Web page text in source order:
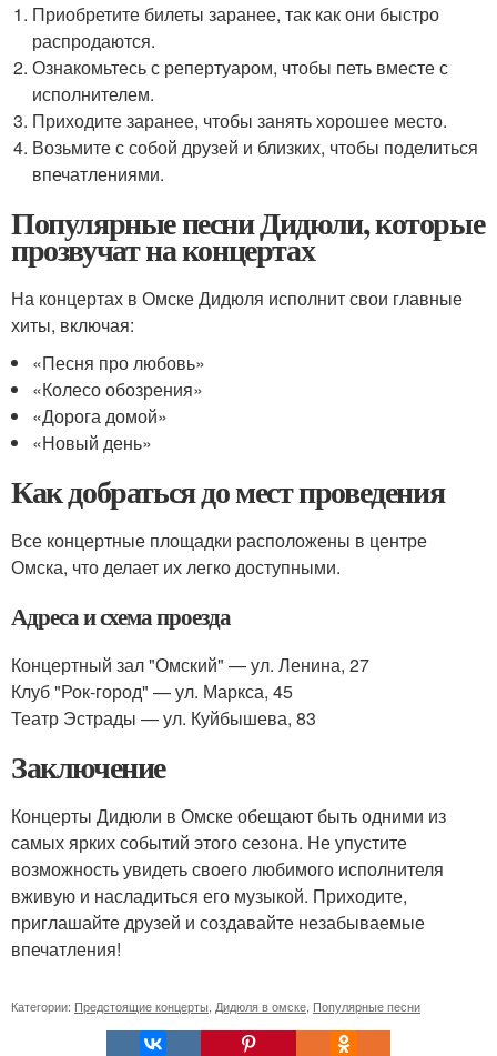
Приобретите билеты заранее, так как они быстро
распродаются.
Ознакомьтесь с репертуаром, чтобы петь вместе с
исполнителем.
Приходите заранее, чтобы занять хорошее место.
Возьмите с собой друзей и близких, чтобы поделиться
впечатлениями.
Популярные песни Дидюли, которые
прозвучат на концертах
На концертах в Омске Дидюля исполнит свои главные
хиты, включая:
«Песня про любовь»
«Колесо обозрения»
«Дорога домой»
«Новый день»
Как добраться до мест проведения
Все концертные площадки расположены в центре
Омска, что делает их легко доступными.
Адреса и схема проезда
Концертный зал "Омский" — ул. Ленина, 27
Клуб "Рок-город" — ул. Маркса, 45
Театр Эстрады — ул. Куйбышева, 83
Заключение
Концерты Дидюли в Омске обещают быть одними из
самых ярких событий этого сезона. Не упустите
возможность увидеть своего любимого исполнителя
вживую и насладиться его музыкой. Приходите,
приглашайте друзей и создавайте незабываемые
впечатления!
Категории: Предстоящие концерты Дидюля в омске Популярные песни